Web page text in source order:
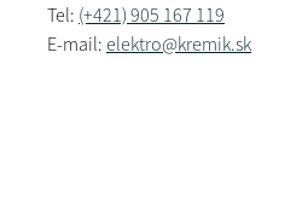
Tel: (+421) 905 167 119
E-mail: elektro@kremik.sk